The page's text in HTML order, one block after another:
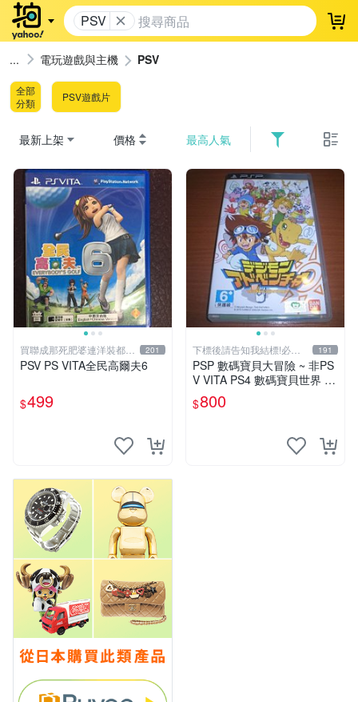
PSV 登
電玩遊戲與主機 PSV
全部
分類
PSV遊戲片
最新上架 價格 最高人氣
買聯成那死肥婆連洋裝都要
穿XL號
201
PSV PS VITA全民高爾夫6
$499
下標後請告知我結標!必看
關於我
191
PSP 數碼寶貝大冒險 ~ 非PS
V VITA PS4 數碼寶貝世界 N
ext Order 新秩序 網路偵探
中文版
$800